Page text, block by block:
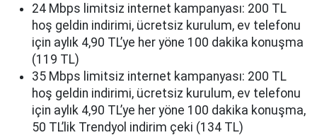
24 Mbps limitsiz internet kampanyası: 200 TL
hoş geldin indirimi, ücretsiz kurulum, ev telefonu
için aylık 4,90 TL’ye her yöne 100 dakika konuşma
(119 TL)
35 Mbps limitsiz internet kampanyası: 200 TL
hoş geldin indirimi, ücretsiz kurulum, ev telefonu
için aylık 4,90 TL’ye her yöne 100 dakika konuşma,
50 TL’lik Trendyol indirim çeki (134 TL)